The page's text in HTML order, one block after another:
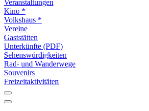
Veranstaltungen
Kino *
Volkshaus *
Vereine
Gaststätten
Unterkünfte (PDF)
Sehenswürdigkeiten
Rad- und Wanderwege
Souvenirs
Freizeitaktivitäten